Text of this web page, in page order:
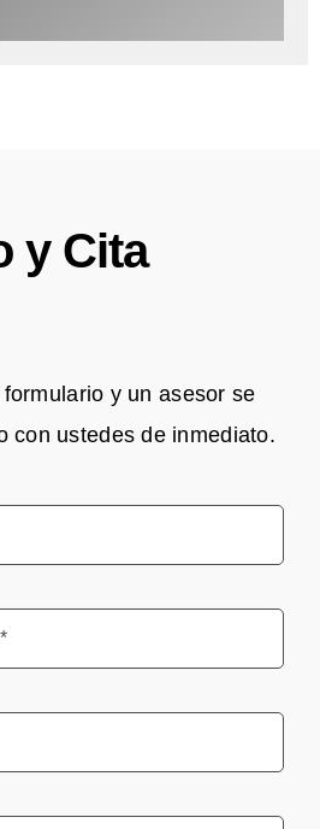
y Cita
y un asesor se
con ustedes de inmediato.